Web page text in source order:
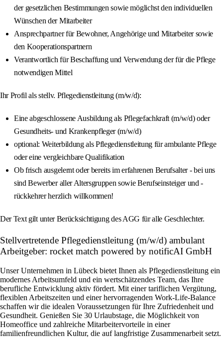
der gesetzlichen Bestimmungen sowie möglichst den individuellen
Wünschen der Mitarbeiter
Ansprechpartner für Bewohner, Angehörige und Mitarbeiter sowie
den Kooperationspartnern
Verantwortlich für Beschaffung und Verwendung der für die Pflege
notwendigen Mittel
Ihr Profil als stellv. Pflegedienstleitung (m/w/d):
Eine abgeschlossene Ausbildung als Pflegefachkraft (m/w/d) oder
Gesundheits- und Krankenpfleger (m/w/d)
optional: Weiterbildung als Pflegedienstleitung für ambulante Pflege
oder eine vergleichbare Qualifikation
Ob frisch ausgelernt oder bereits im erfahrenen Berufsalter - bei uns
sind Bewerber aller Altersgruppen sowie Berufseinsteiger und -
rückkehrer herzlich willkommen!
Der Text gilt unter Berücksichtigung des AGG für alle Geschlechter.
Stellvertretende Pflegedienstleitung (m/w/d) ambulant
Arbeitgeber: rocket match powered by notificAI GmbH
Unser Unternehmen in Lübeck bietet Ihnen als Pflegedienstleitung ein
modernes Arbeitsumfeld und ein wertschätzendes Team, das Ihre
berufliche Entwicklung aktiv fördert. Mit einer tariflichen Vergütung,
flexiblen Arbeitszeiten und einer hervorragenden Work-Life-Balance
schaffen wir die idealen Voraussetzungen für Ihre Zufriedenheit und
Gesundheit. Genießen Sie 30 Urlaubstage, die Möglichkeit von
Homeoffice und zahlreiche Mitarbeitervorteile in einer
familienfreundlichen Kultur, die auf langfristige Zusammenarbeit setzt.